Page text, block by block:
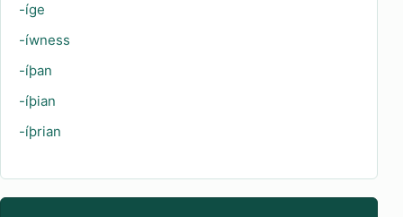
-íge
-íwness
-íþan
-íþian
-íþrian